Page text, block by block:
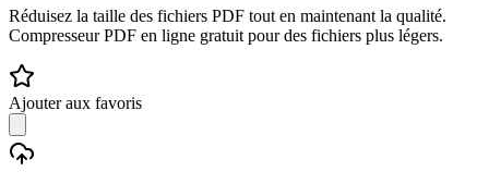
Réduisez la taille des fichiers PDF tout en maintenant la qualité.
Compresseur PDF en ligne gratuit pour des fichiers plus légers.
Ajouter aux favoris